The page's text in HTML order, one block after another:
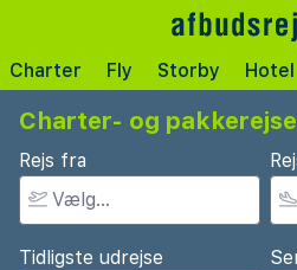
Charter Fly Storby Hotel
Charter- og
Rejs fra
Tidligste udrejse